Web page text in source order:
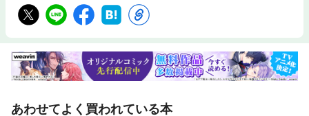
あわせてよく買われている本